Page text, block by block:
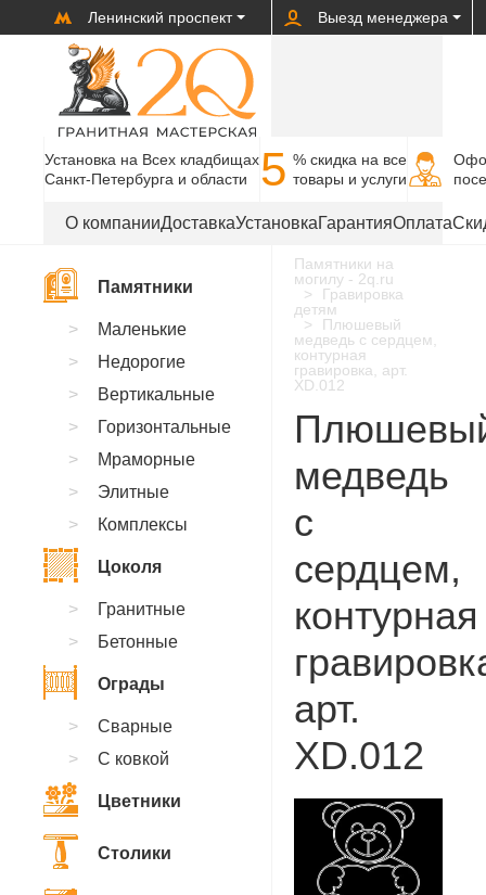
Ленинский проспект Выезд менеджера
Установка на Всех кладбищах
Санкт-Петербурга и области
5 % cкидка на все
товары и услуги
О компанииДоставкаУстановкаГарантияОплата
Памятники на
могилу - 2q.ru
Гравировка
детям
Плюшевый
медведь с сердцем,
контурная
гравировка, арт.
XD.012
медведь
с
сердцем,
контурная
арт.
XD.012
Памятники
Маленькие
Недорогие
Вертикальные
Горизонтальные
Мраморные
Элитные
Комплексы
Цоколя
Гранитные
Бетонные
Ограды
Сварные
С ковкой
Цветники
Столики